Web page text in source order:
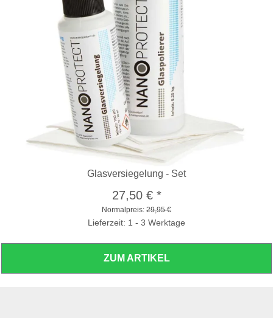
Glasversiegelung - Set
27,50 € *
Normalpreis: 29,95 €
Lieferzeit: 1 - 3 Werktage
ZUM ARTIKEL